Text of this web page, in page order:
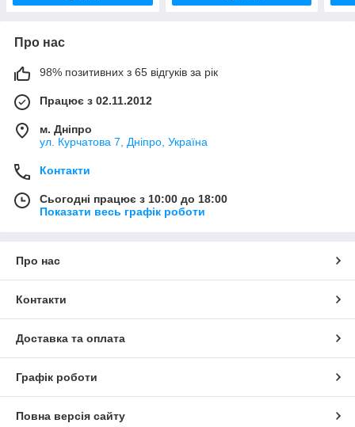
Про нас
98% позитивних з 65 відгуків за рік
Працює з 02.11.2012
м. Дніпро
ул. Курчатова 7, Дніпро, Україна
Контакти
Сьогодні працює з 10:00 до 18:00
Показати весь графік роботи
Про нас
Контакти
Доставка та оплата
Графік роботи
Повна версія сайту